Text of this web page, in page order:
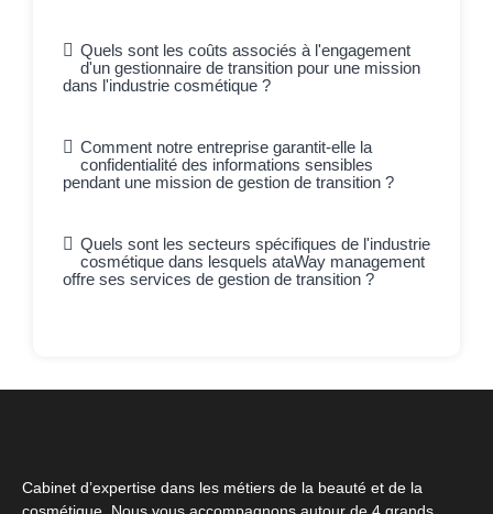
Quels sont les coûts associés à l'engagement
d'un gestionnaire de transition pour une mission
dans l'industrie cosmétique ?
Comment notre entreprise garantit-elle la
confidentialité des informations sensibles
pendant une mission de gestion de transition ?
Quels sont les secteurs spécifiques de l'industrie
cosmétique dans lesquels ataWay management
offre ses services de gestion de transition ?
Cabinet d’expertise dans les métiers de la beauté et de la